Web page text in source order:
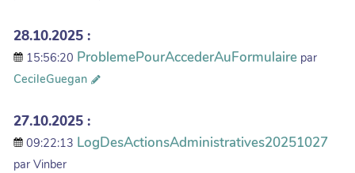
28.10.2025 :
15:56:20 ProblemePourAccederAuFormulaire par
CecileGuegan
27.10.2025 :
09:22:13 LogDesActionsAdministratives20251027
par Vinber